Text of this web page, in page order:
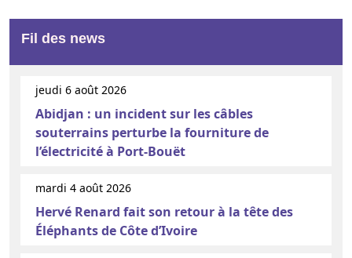
Fil des news
jeudi 6 août 2026
Abidjan : un incident sur les câbles
souterrains perturbe la fourniture de
l’électricité à Port-Bouët
mardi 4 août 2026
Hervé Renard fait son retour à la tête des
Éléphants de Côte d’Ivoire